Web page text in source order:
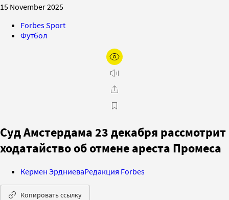
15 November 2025
Forbes Sport
Футбол
Суд Амстердама 23 декабря рассмотрит
ходатайство об отмене ареста Промеса
Кермен ЭрдниеваРедакция Forbes
Копировать ссылку